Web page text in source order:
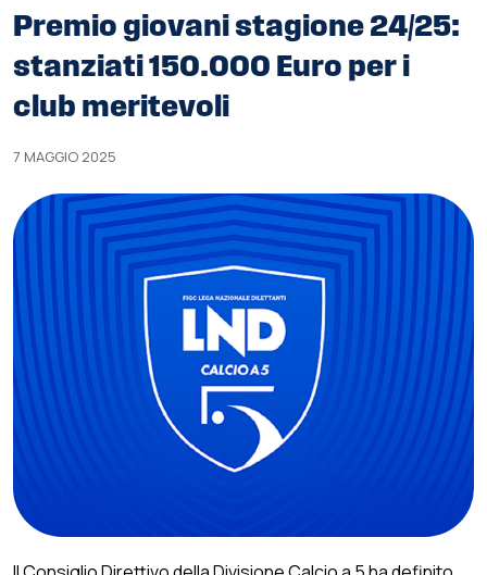
Premio giovani stagione 24/25:
stanziati 150.000 Euro per i
club meritevoli
7 MAGGIO 2025